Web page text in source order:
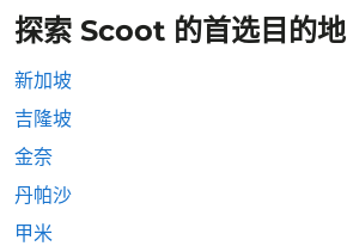
探索 Scoot 的首选目的地
新加坡
吉隆坡
金奈
丹帕沙
甲米